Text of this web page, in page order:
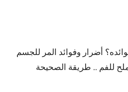
أضرار وفوائد المر للجسم
للفم .. طريقة الصحيحة